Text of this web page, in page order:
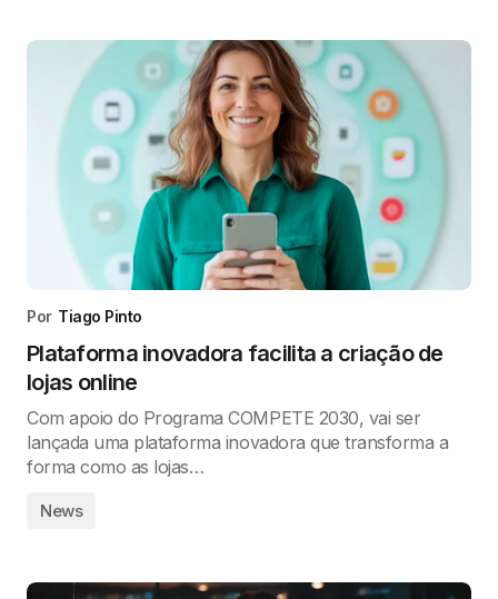
Por Tiago Pinto
Plataforma inovadora facilita a criação de
lojas online
Com apoio do Programa COMPETE 2030, vai ser
lançada uma plataforma inovadora que transforma a
forma como as lojas…
News